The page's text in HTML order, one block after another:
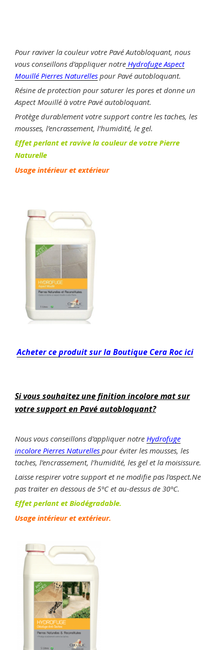
Pour raviver la couleur votre Pavé Autobloquant, nous
vous conseillons d’appliquer notre Hydrofuge Aspect
Mouillé Pierres Naturelles pour Pavé autobloquant.
Résine de protection pour saturer les pores et donne un
Aspect Mouillé à votre Pavé autobloquant.
Protège durablement votre support contre les taches, les
mousses, l’encrassement, l’humidité, le gel.
Effet perlant et ravive la couleur de votre Pierre
Naturelle
Usage intérieur et extérieur
Acheter ce produit sur la Boutique Cera Roc ici
Si vous souhaitez une finition incolore mat sur
votre support en Pavé autobloquant?
Nous vous conseillons d’appliquer notre Hydrofuge
incolore Pierres Naturelles pour éviter les mousses, les
taches, l’encrassement, l’humidité, les gel et la moisissure.
Laisse respirer votre support et ne modifie pas l’aspect.Ne
pas traiter en dessous de 5°C et au-dessus de 30°C.
Effet perlant et Biodégradable.
Usage intérieur et extérieur.